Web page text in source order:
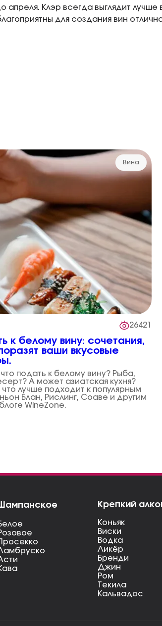
апреля. Клэр всегда выглядит лучше
для создания вин
Вина
26421
к белому вину: сочетания,
ваши вкусовые
подать к белому вину? Рыба,
А может азиатская кухня?
лучше подходит к популярным
Блан, Рислинг, Соаве и другим
WineZone.
Крепкий
Коньяк
Виски
Водка
Ликёр
Бренди
Джин
Ром
Текила
Кальвадос